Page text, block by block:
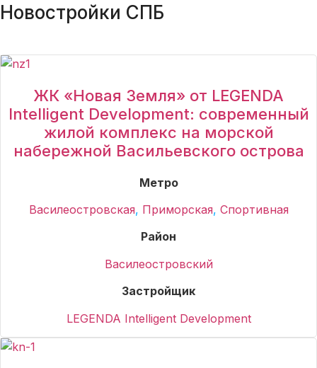
Новостройки СПБ
ЖК «Новая Земля» от LEGENDA
Intelligent Development: современный
жилой комплекс на морской
набережной Васильевского острова
Метро
Василеостровская, Приморская, Спортивная
Район
Василеостровский
Застройщик
LEGENDA Intelligent Development